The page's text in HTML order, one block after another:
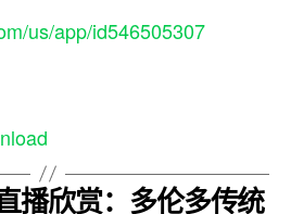
us/app/id546505307
播欣赏：多伦多传统